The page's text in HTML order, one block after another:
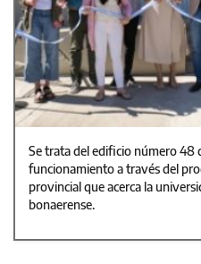
Se trata del edificio número 48
funcionamiento a través del
provincial que acerca la
bonaerense.